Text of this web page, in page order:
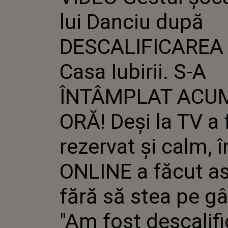
CASA
ORĂ!
ONLINE
FĂRĂ SĂ
lui Danciu după
Casa Iubirii. S-A
ÎNTÂMPLAT
ORĂ! Deși la TV
rezervat și calm,
ONLINE a făcut
fără să stea pe
"Am fost